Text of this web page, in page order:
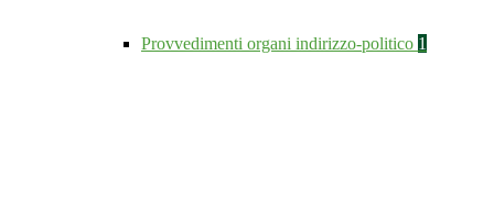
Provvedimenti organi indirizzo-politico 1